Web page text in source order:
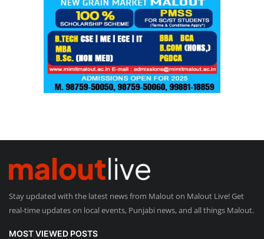
Stay updated with the latest news from Malout on Malout Live! Get
real-time updates on local events, Punjabi news, and all things Malout.
MOST VIEWED POSTS